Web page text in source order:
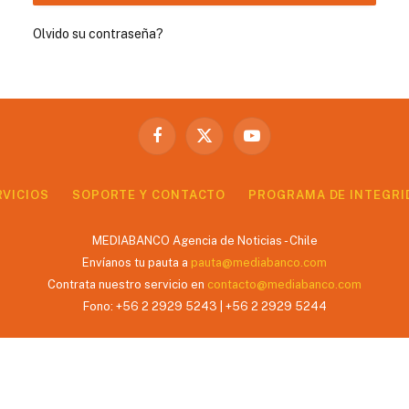
Olvido su contraseña?
Facebook
X
YouTube
SOPORTE Y CONTACTO PROGRAMA DE
MEDIABANCO Agencia de Noticias - Chile
Envíanos tu pauta a pauta@mediabanco.com
Contrata nuestro servicio en contacto@mediabanco.com
Fono: +56 2 2929 5243 | +56 2 2929 5244